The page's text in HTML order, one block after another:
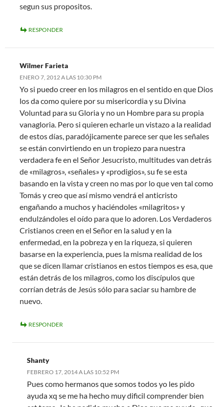
segun sus propositos.
RESPONDER
Wilmer Farieta
ENERO 7, 2012 A LAS 10:30 PM
Yo si puedo creer en los milagros en el sentido en que Dios
los da como quiere por su misericordia y su Divina
Voluntad para su Gloria y no un Hombre para su propia
vanagloria. Pero si quieren echarle un vistazo a la realidad
de estos días, paradójicamente parece ser que les señales
se están convirtiendo en un tropiezo para nuestra
verdadera fe en el Señor Jesucristo, multitudes van detrás
de «milagros», «señales» y «prodigios», su fe se esta
basando en la vista y creen no mas por lo que ven tal como
Tomás y creo que así mismo vendrá el anticristo
engañando a muchos y haciéndoles «milagritos» y
endulzándoles el oído para que lo adoren. Los Verdaderos
Cristianos creen en el Señor en la salud y en la
enfermedad, en la pobreza y en la riqueza, si quieren
basarse en la experiencia, pues la misma realidad de los
que se dicen llamar cristianos en estos tiempos es esa, que
están detrás de los milagros, como los discípulos que
corrían detrás de Jesús sólo para saciar su hambre de
nuevo.
RESPONDER
Shanty
FEBRERO 17, 2014 A LAS 10:52 PM
Pues como hermanos que somos todos yo les pido
ayuda xq se me ha hecho muy dificil comprender bien